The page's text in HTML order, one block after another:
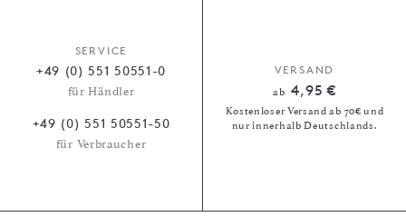
SERVICE
+49 (0) 551 50551-0
für Händler
+49 (0) 551 50551-50
für Verbraucher
VERSAND
ab 4,95 €
Kostenloser Versand ab 70€ und
nur innerhalb Deutschlands.